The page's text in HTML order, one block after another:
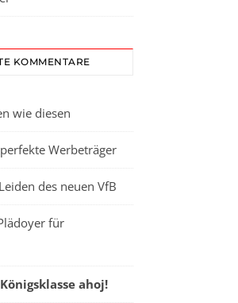
KOMMENTARE
wie diesen
Werbeträger
des neuen VfB
für
Königsklasse ahoj!